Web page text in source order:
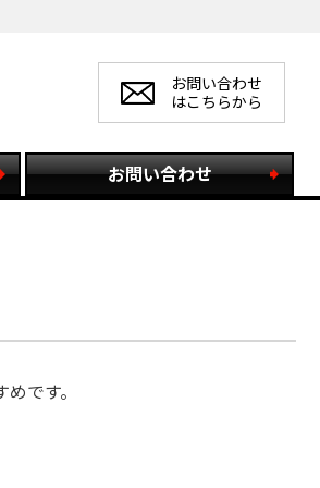
お問い合わせ
はこちらから
お問い合わせ
です。